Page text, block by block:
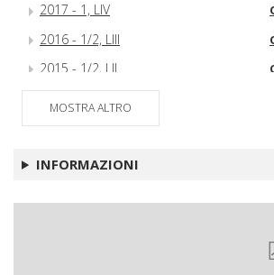
2017 - 1, LIV
2016 - 1/2, LIII
2015 - 1/2, LII
MOSTRA ALTRO
INFORMAZIONI